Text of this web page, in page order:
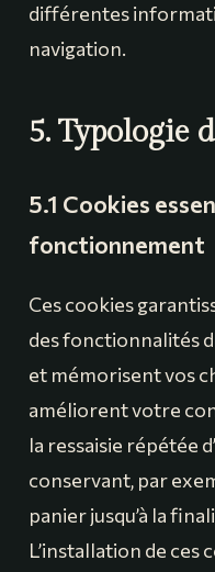
différentes
navigation.
5. Typologie
5.1 Cookies
fonctionnement
Ces cookies
des fonctionnalités
et mémorisent vos
améliorent votre
la ressaisie répétée
conservant, par
panier jusqu’à la
L’installation de ces